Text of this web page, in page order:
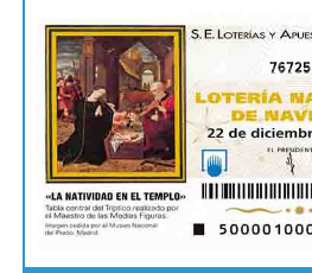
76725